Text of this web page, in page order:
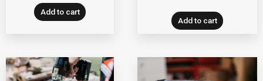
Add to cart
Add to cart